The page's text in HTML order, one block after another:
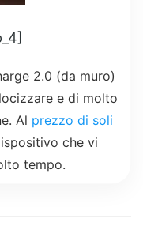
2.0 (da muro)
e di molto
Al prezzo di soli
che vi
tempo.